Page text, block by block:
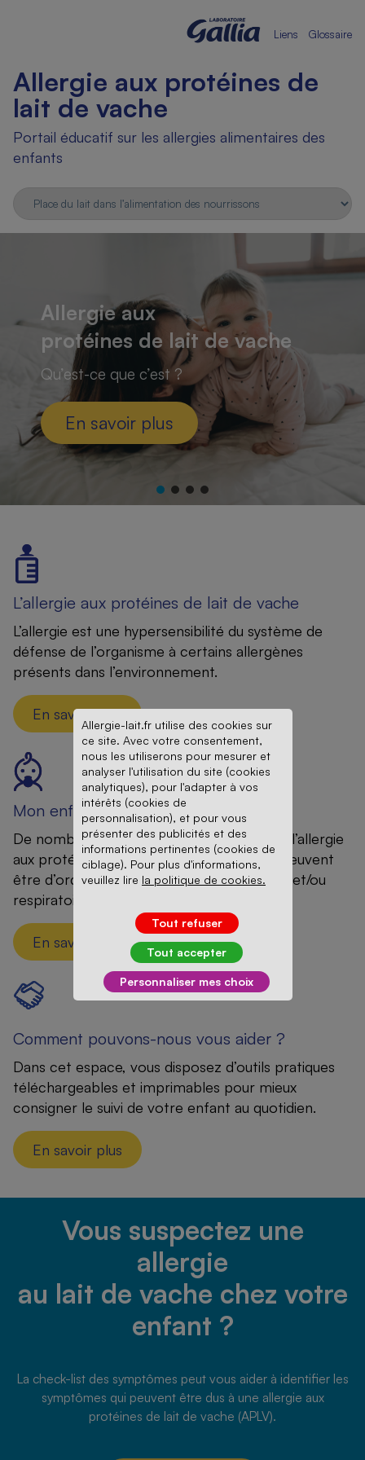
Liens Glossaire
Allergie aux protéines de
lait de vache
Portail éducatif sur les allergies alimentaires des
enfants
Allergie aux
protéines de lait de vache
Qu’est-ce que c’est ?
En savoir plus
L’allergie aux protéines de lait de vache
L’allergie est une hypersensibilité du système de
défense de l’organisme à certains allergènes
présents dans l’environnement.
En savoir plus
Mon enfant est-il concerné ?
De nombreux symptômes sont associés à l’allergie
aux protéines de lait de vache (APLV). Ils peuvent
être d’ordre digestif et/ou dermatologique et/ou
respiratoire.
En savoir plus
Comment pouvons-nous vous aider ?
Dans cet espace, vous disposez d’outils pratiques
téléchargeables et imprimables pour mieux
consigner le suivi de votre enfant au quotidien.
En savoir plus
Vous suspectez une
allergie
au lait de vache chez votre
enfant ?
La check-list des symptômes peut vous aider à identifier les
symptômes qui peuvent être dus à une allergie aux
protéines de lait de vache (APLV).
Allergie-lait.fr utilise des cookies sur
ce site. Avec votre consentement,
nous les utiliserons pour mesurer et
analyser l'utilisation du site (cookies
analytiques), pour l'adapter à vos
intérêts (cookies de
personnalisation), et pour vous
présenter des publicités et des
informations pertinentes (cookies de
ciblage). Pour plus d'informations,
veuillez lire la politique de cookies.
Tout refuser
Tout accepter
Personnaliser mes choix